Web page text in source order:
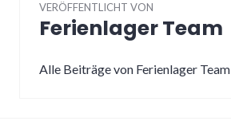
VERÖFFENTLICHT VON
Ferienlager Team
Alle Beiträge von Ferienlager